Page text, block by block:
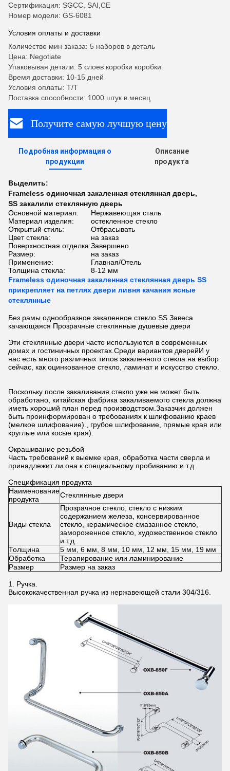
Сертификация: SGCC, SAI,CE
Номер модели: GS-6081
Условия оплаты и доставки
Количество мин заказа: 5 наборов в деталь
Цена: Negotiate
Упаковывая детали: 5 слоев коробки коробки
Время доставки: 10-15 дней
Условия оплаты: T/T
Поставка способности: 1000 штук в месяц
Получите самую лучшую цену
Подробная информация о
продукции
Описание
продукта
Выделить:
Frameless одиночная закаленная стеклянная дверь,
SS закалили стеклянную дверь
Основной материал:
Нержавеющая сталь
Материал изделия:
остекленное стекло
Открытый стиль:
Отбрасывать
Цвет стекла:
на заказ
Поверхностная отделка:Завершено
Размер:
на заказ
Применение:
Главная/Отель
Толщина стекла:
8-12 мм
Frameless одиночная закаленная стеклянная дверь SS
прикрепляет на петлях двери ливня качания ясные
стеклянные
Без рамы однообразное закаленное стекло SS Завеса
качающаяся Прозрачные стеклянные душевые двери
Эти стеклянные двери часто используются в современных
домах и гостиничных проектах.Среди вариантов дверейИ у
нас есть много различных типов закаленного стекла на выбор
сейчас, как оцинкованное стекло, ламинат и искусство стекло.
Поскольку после закаливания стекло уже не может быть
обработано, китайская фабрика закаливаемого стекла должна
иметь хороший план перед производством.Заказчик должен
быть проинформирован о требованиях к шлифованию краев
(мелкое шлифование)., грубое шлифование, прямые края или
круглые или косые края).
Окрашивание резьбой
Часть требований к выемке края, обработка части сверла и
принадлежит ли она к специальному пробиванию и т.д.
Спецификация продукта
Наименование
продукта
Стеклянные двери
Виды стекла
Прозрачное стекло, стекло с низким
содержанием железа, консервированное
стекло, керамическое смазанное стекло,
замороженное стекло, художественное стекло
и т.д.
Толщина
5 мм, 6 мм, 8 мм, 10 мм, 12 мм, 15 мм, 19 мм
Обработка
Терапирование или ламинирование
Размер
Размер на заказ
1. Ручка.
Высококачественная ручка из нержавеющей стали 304/316.